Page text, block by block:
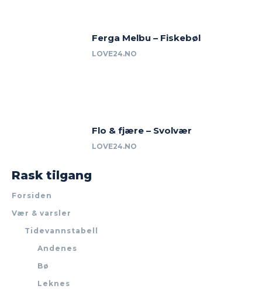
Ferga Melbu – Fiskebøl
LOVE24.NO
Flo & fjære – Svolvær
LOVE24.NO
Rask tilgang
Forsiden
Vær & varsler
Tidevannstabell
Andenes
Bø
Leknes